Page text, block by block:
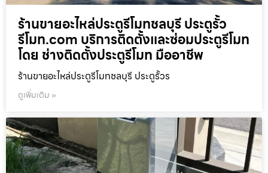
ร้านขายอะไหล่ประตูรีโมทชลบุรี ประตูรั้ว
รีโมท.com บริการติดตั้งและซ่อมประตูรีโมท
โดย ช่างติดตั้งประตูรีโมท มืออาชีพ
ร้านขายอะไหล่ประตูรีโมทชลบุรี ประตูรั้วร
ดูเพิ่มเติม »